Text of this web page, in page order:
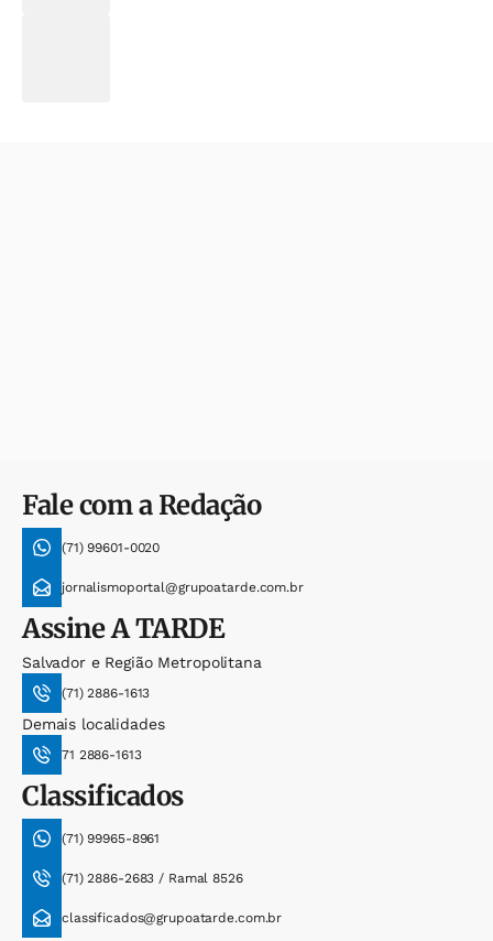
Fale com a Redação
(71) 99601-0020
jornalismoportal@grupoatarde.com.br
AssineA TARDE
Salvador e Região Metropolitana
(71) 2886-1613
Demais localidades
71 2886-1613
Classificados
(71) 99965-8961
(71) 2886-2683 / Ramal 8526
classificados@grupoatarde.com.br